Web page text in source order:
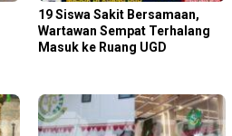
19 Siswa Sakit Bersamaan,
Wartawan Sempat Terhalang
Masuk ke Ruang UGD